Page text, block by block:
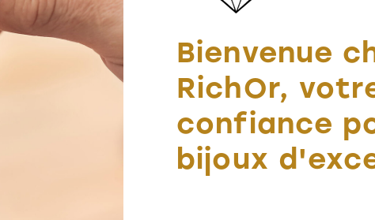
Bienvenue
RichOr,
confiance
bijoux